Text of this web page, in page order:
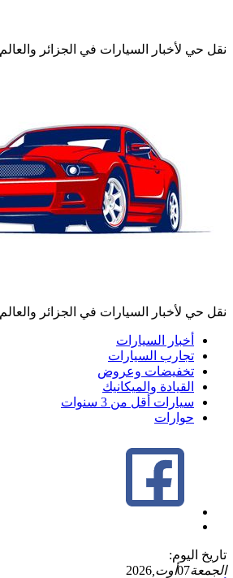
نقل حي لأخبار السيارات في الجزائر والعالم
نقل حي لأخبار السيارات في الجزائر والعالم
أخبار السيارات
تجارب السيارات
تخفيضات وعروض
القيادة والميكانيك
سيارات أقل من 3 سنوات
حوارات
تاريخ اليوم:
الجمعة07أوت, 2026